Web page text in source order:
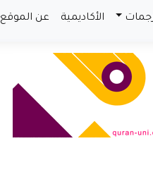
الأكاديمية عن الموقع